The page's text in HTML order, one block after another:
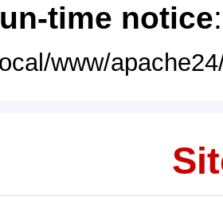
time notice
www/